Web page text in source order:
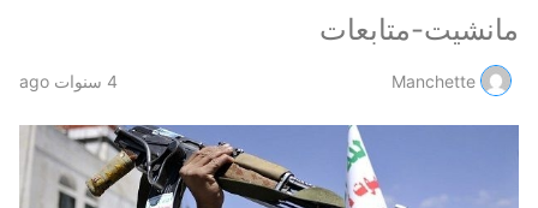
مانشيت-متابعات
Manchette 4 سنوات ago